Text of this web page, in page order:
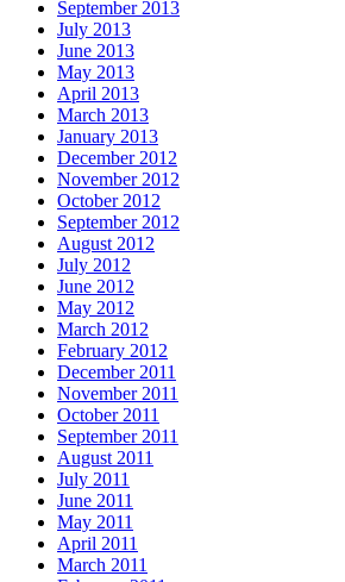
September 2013
July 2013
June 2013
May 2013
April 2013
March 2013
January 2013
December 2012
November 2012
October 2012
September 2012
August 2012
July 2012
June 2012
May 2012
March 2012
February 2012
December 2011
November 2011
October 2011
September 2011
August 2011
July 2011
June 2011
May 2011
April 2011
March 2011